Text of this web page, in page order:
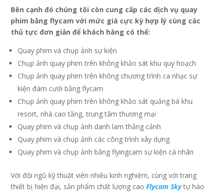
Bên cạnh đó chúng tôi còn cung cấp các dịch vụ quay
phim bằng flycam với mức giá cực kỳ hợp lý cùng các
thủ tực đơn giản để khách hàng có thể:
Quay phim và chụp ảnh sự kiện
Chụp ảnh quay phim trên không khảo sát khu quy hoạch
Chụp ảnh quay phim trên không chương trình ca nhạc sự
kiện đám cưới bằng flycam
Chụp ảnh quay phim trên không khảo sát quảng bá khu
resort, nhà cao tầng, trung tâm thương mại
Quay phim và chụp ảnh danh lam thắng cảnh
Quay phim và chụp ảnh các công trình xây dựng
Quay phim và chụp ảnh bằng flyingcam sự kiện cá nhân
Với đội ngũ kỹ thuật viên nhiều kinh nghiệm, cùng với trang
thiết bị hiện đại, sản phẩm chất lượng caoFlycam Skytự hào